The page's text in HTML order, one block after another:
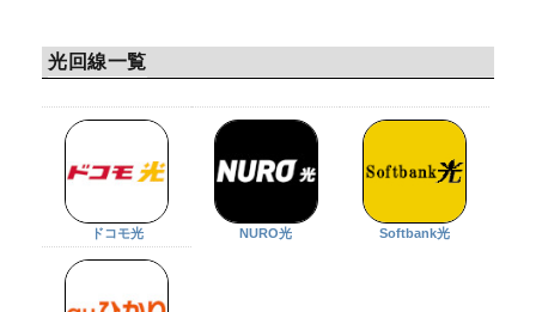
光回線一覧
ドコモ光 NURO光 Softbank光